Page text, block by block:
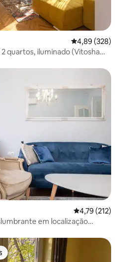
4,89 de uma
4,89 (328)
quartos, iluminado (Vitosha
4,79 de uma
4,79 (212)
em localização
dos hóspedes